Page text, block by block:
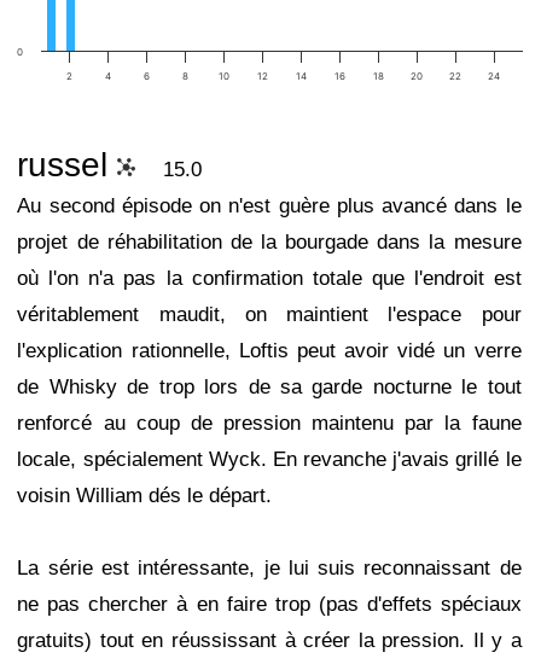
2 4 6 8 10 12 14 16 18 20 22 24
0
russel
15.0
Au second épisode on n'est guère plus avancé dans le
projet de réhabilitation de la bourgade dans la mesure
où l'on n'a pas la confirmation totale que l'endroit est
véritablement maudit, on maintient l'espace pour
l'explication rationnelle, Loftis peut avoir vidé un verre
de Whisky de trop lors de sa garde nocturne le tout
renforcé au coup de pression maintenu par la faune
locale, spécialement Wyck. En revanche j'avais grillé le
voisin William dés le départ.
La série est intéressante, je lui suis reconnaissant de
ne pas chercher à en faire trop (pas d'effets spéciaux
gratuits) tout en réussissant à créer la pression. Il y a